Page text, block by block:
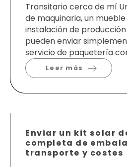
Transitario cerca de mí
de maquinaria, un
instalación de
pueden enviar
servicio de paquetería
Leer más
Enviar un kit solar
completa de
transporte y costes